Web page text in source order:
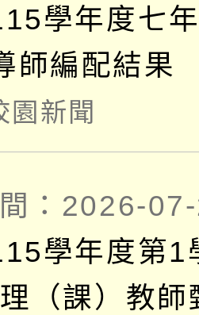
學年度七
師編配結果
園新聞
：2026-
學年度第1
（課）教師